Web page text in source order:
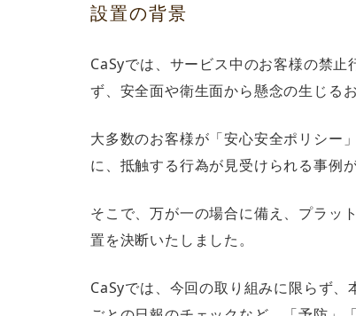
設置の背景
CaSyでは、サービス中のお客様の禁止
ず、安全面や衛生面から懸念の生じる
大多数のお客様が「安心安全ポリシー
に、抵触する行為が見受けられる事例
そこで、万が一の場合に備え、プラッ
置を決断いたしました。
CaSyでは、今回の取り組みに限らず